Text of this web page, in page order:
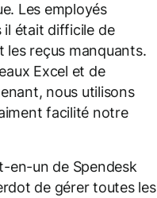
Les employés
il était difficile de
les reçus manquants.
Excel et de
nous utilisons
facilité notre
en-un de Spendesk
de gérer toutes les